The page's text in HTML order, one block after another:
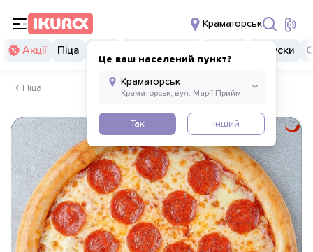
Краматорськ
Це ваш населений пункт?
Так Інший
Акції Піца Закуски
Піца